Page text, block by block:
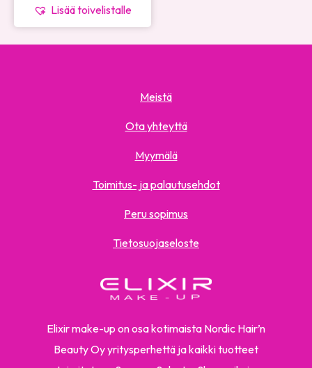
Lisää toivelistalle
Elixir make-up on osa kotimaista Nordic Hair’n
Beauty Oy yritysperhettä ja kaikki tuotteet
Meistä
Ota yhteyttä
Myymälä
Toimitus- ja palautusehdot
Peru sopimus
Tietosuojaseloste